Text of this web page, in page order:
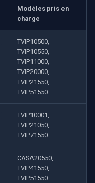
Modèles pris en
charge
TVIP10500,
TVIP10550,
TVIP11000,
TVIP20000,
TVIP21550,
TVIP51550
TVIP10001,
TVIP21050,
TVIP71550
CASA20550,
TVIP41550,
TVIP51550